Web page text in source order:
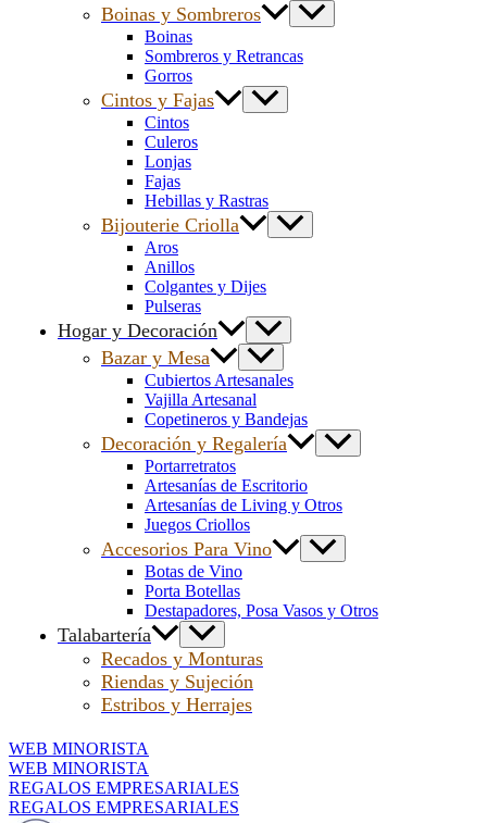
Boinas y Sombreros
Boinas
Sombreros y Retrancas
Gorros
Cintos y Fajas
Cintos
Culeros
Lonjas
Fajas
Hebillas y Rastras
Bijouterie Criolla
Aros
Anillos
Colgantes y Dijes
Pulseras
Hogar y Decoración
Bazar y Mesa
Cubiertos Artesanales
Vajilla Artesanal
Copetineros y Bandejas
Decoración y Regalería
Portarretratos
Artesanías de Escritorio
Artesanías de Living y Otros
Juegos Criollos
Accesorios Para Vino
Botas de Vino
Porta Botellas
Destapadores, Posa Vasos y Otros
Talabartería
Recados y Monturas
Riendas y Sujeción
Estribos y Herrajes
WEB MINORISTA
WEB MINORISTA
REGALOS EMPRESARIALES
REGALOS EMPRESARIALES